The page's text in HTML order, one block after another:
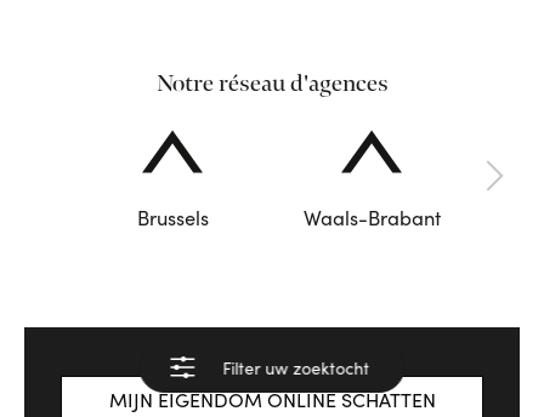
Filter uw zoektocht
Bekijk de resultaten
Notre réseau d'agences
Brussels Waals-Brabant
MIJN EIGENDOM ONLINE SCHATTEN